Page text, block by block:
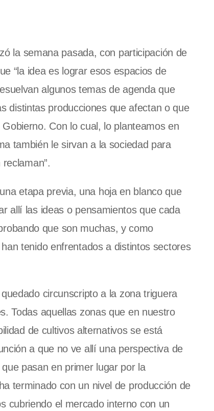
la semana pasada, con participación de
“la idea es lograr esos espacios de
algunos temas de agenda que
distintas producciones que afectan o que
Con lo cual, lo planteamos en
también le sirvan a la sociedad para
etapa previa, una hoja en blanco que
allí las ideas o pensamientos que cada
que son muchas, y como
tenido enfrentados a distintos sectores
circunscripto a la zona triguera
Todas aquellas zonas que en nuestro
de cultivos alternativos se está
a que no ve allí una perspectiva de
pasan en primer lugar por la
terminado con un nivel de producción de
cubriendo el mercado interno con un